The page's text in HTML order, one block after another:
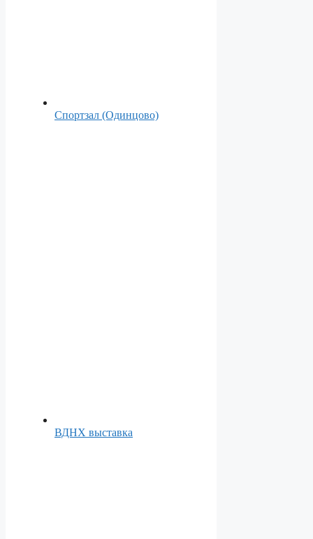
Спортзал (Одинцово)
ВДНХ выставка